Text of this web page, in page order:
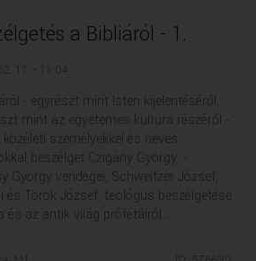
a Bibliáról - 1.
17. - 11:04
- egyrészt mint Isten kijelentéséről,
mint az egyetemes kultúra részéről -
személyekkel és neves
beszélget Czigány György. -
György vendégei, Schweitzer József,
és Török József, teológus beszélgetése
és az antik világ prófétáiról....